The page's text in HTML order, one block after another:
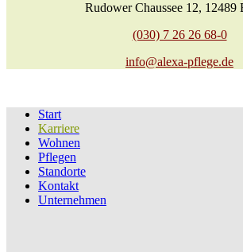
Rudower Chaussee 12, 12489
(030) 7 26 26 68-0
info@alexa-pflege.de
Start
Karriere
Wohnen
Pflegen
Standorte
Kontakt
Unternehmen